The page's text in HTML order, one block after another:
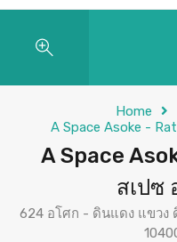
Home
A Space Asoke -
A Space
สเปซ
624 อโศก - ดินแดง แขวง